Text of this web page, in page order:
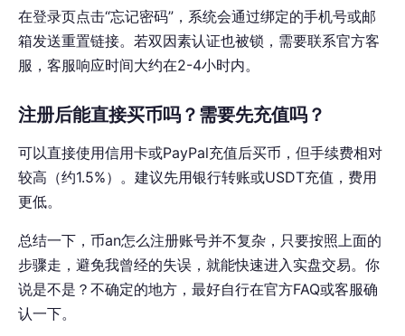
在登录页点击“忘记密码”，系统会通过绑定的手机号或邮
箱发送重置链接。若双因素认证也被锁，需要联系官方客
服，客服响应时间大约在2-4小时内。
注册后能直接买币吗？需要先充值吗？
可以直接使用信用卡或PayPal充值后买币，但手续费相对
较高（约1.5%）。建议先用银行转账或USDT充值，费用
更低。
总结一下，币an怎么注册账号并不复杂，只要按照上面的
步骤走，避免我曾经的失误，就能快速进入实盘交易。你
说是不是？不确定的地方，最好自行在官方FAQ或客服确
认一下。